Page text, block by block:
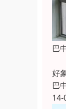
巴
好
巴
14-